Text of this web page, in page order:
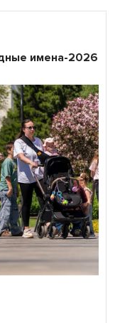
имена-2026